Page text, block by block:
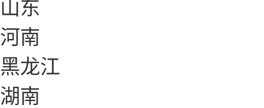
山东
河南
黑龙江
湖南